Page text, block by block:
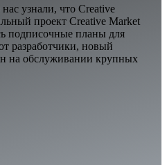
узнали, что Creative
проект Creative Market
подписочные планы для
разработчики, новый
на обслуживании крупных